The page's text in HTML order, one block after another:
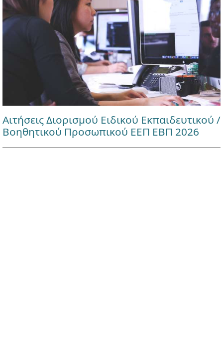
Αιτήσεις Διορισμού Ειδικού Εκπαιδευτικού /
Βοηθητικού Προσωπικού ΕΕΠ ΕΒΠ 2026